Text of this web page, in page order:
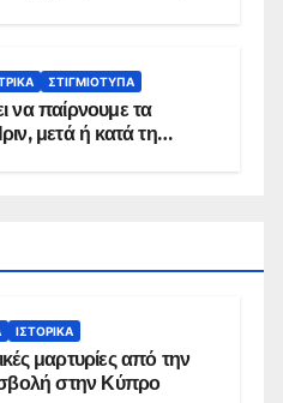
ΣΤΙΓΜΙΌΤΥΠΑ
να παίρνουμε τα
μετά ή κατά τη
ΙΣΤΟΡΙΚΆ
μαρτυρίες από την
στην Κύπρο